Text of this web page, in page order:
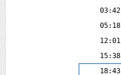
03:42
05:18
12:01
15:38
18:43